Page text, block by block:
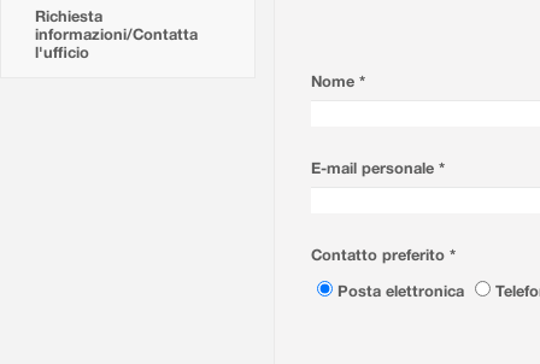
Richiesta
informazioni/Contatta
l'ufficio
Nome *
E-mail personale *
Contatto preferito *
Posta elettronica